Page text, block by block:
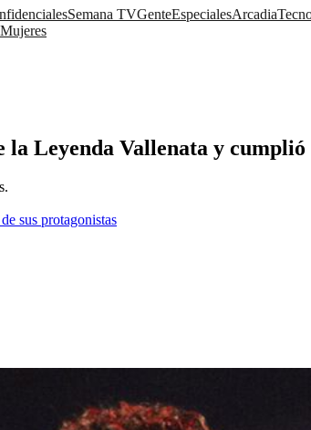
Semana TVGenteEspecialesArcadia
Mujeres
la Leyenda Vallenata y
sus protagonistas